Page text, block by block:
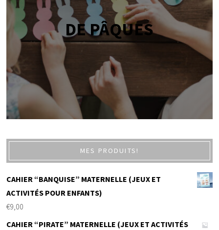
DE PÂQUES
MES PRODUITS!
CAHIER “BANQUISE” MATERNELLE (JEUX ET
ACTIVITÉS POUR ENFANTS)
€9,00
CAHIER “PIRATE” MATERNELLE (JEUX ET ACTIVITÉS